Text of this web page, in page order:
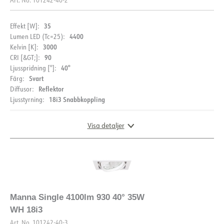
Effekt [W]: 35
Lumen LED (Tc=25): 4400
Kelvin [K]: 3000
CRI [&GT;]: 90
Ljusspridning [°]: 40°
Färg: Svart
Diffusor: Reflektor
Ljusstyrning: 18i3 Snabbkoppling
Visa detaljer
DIMENSIONER OCH LJUSFÖRDELNING
Manna Single 4100lm 930 40° 35W
WH 18i3
Art. No. 101242-40-3